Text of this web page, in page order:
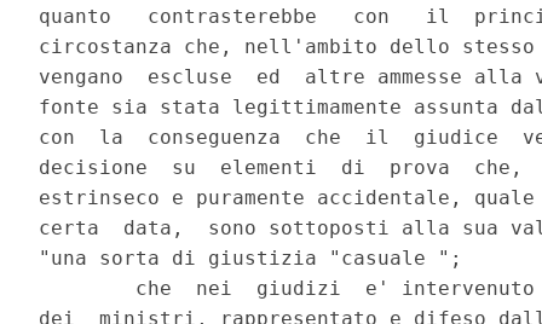
quanto   contrasterebbe   con   il
circostanza che, nell'ambito dello
vengano  escluse  ed  altre ammesse
fonte sia stata legittimamente assunta
con  la  conseguenza  che  il  giudice
decisione  su  elementi  di  prova
estrinseco e puramente accidentale,
certa  data,  sono sottoposti alla sua
"una sorta di giustizia "casuale ";
che  nei  giudizi  e'
dei  ministri, rappresentato e difeso